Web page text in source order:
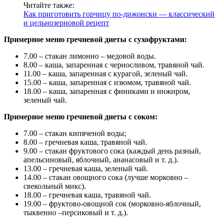
Читайте также:
Как приготовить горчицу по-дижонски — классический
и цельнозерновой рецепт
Примерное меню гречневой диеты с сухофруктами:
7.00 – стакан лимонно – медовой воды.
8.00 – каша, запаренная с черносливом, травяной чай.
11.00 – каша, запаренная с курагой, зеленый чай.
15.00 – каша, запаренная с изюмом, травяной чай.
18.00 – каша, запаренная с финиками и инжиром,
зеленый чай.
Примерное меню гречневой диеты с соком:
7.00 – стакан кипяченой воды;
8.00 – гречневая каша, травяной чай.
9.00 – стакан фруктового сока (каждый день разный,
апельсиновый, яблочный, ананасовый и т. д.).
13.00 – гречневая каша, зеленый чай.
14.00 – стакан овощного сока (лучше морковно –
свекольный микс).
18.00 – гречневая каша, травяной чай.
19.00 – фруктово-овощной сок (морковно-яблочный,
тыквенно –персиковый и т. д.).